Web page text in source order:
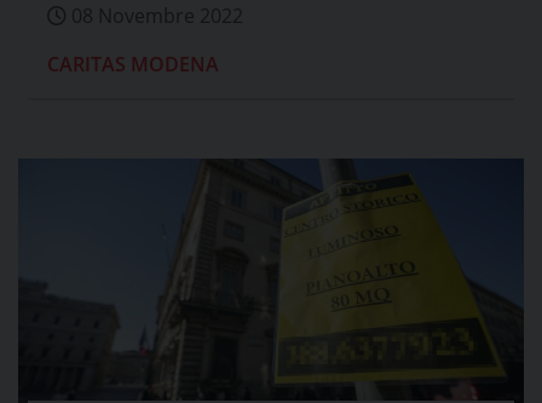
08 Novembre 2022
CARITAS MODENA